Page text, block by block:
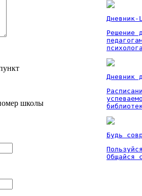
школы
Дневник-
Решение
Дневник
Будь
Общайся